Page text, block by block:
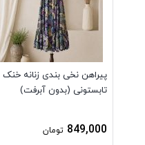
پیراهن نخی بندی زنانه خنک
تابستونی (بدون آبرفت)
849,000 تومان